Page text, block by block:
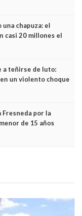
una chapuza: el
casi 20 millones el
no cabían por los
a teñirse de luto:
un violento choque
Fresneda por la
de 15 años